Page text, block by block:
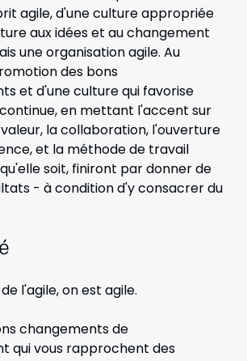
agile, d'une culture appropriée
aux idées et au changement
une organisation agile. Au
des bons
et d'une culture qui favorise
en mettant l'accent sur
la collaboration, l'ouverture
et la méthode de travail
soit, finiront par donner de
- à condition d'y consacrer du
l'agile, on est agile.
changements de
qui vous rapprochent des